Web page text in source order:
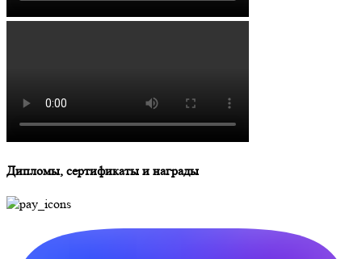
Дипломы, сертификаты и награды